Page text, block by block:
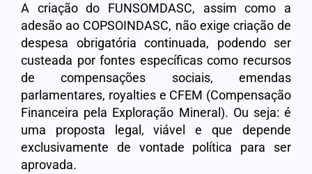
A criação do FUNSOMDASC, assim como a
adesão ao COPSOINDASC, não exige criação de
despesa obrigatória continuada, podendo ser
custeada por fontes específicas como recursos
de compensações sociais, emendas
parlamentares, royalties e CFEM (Compensação
Financeira pela Exploração Mineral). Ou seja: é
uma proposta legal, viável e que depende
exclusivamente de vontade política para ser
aprovada.